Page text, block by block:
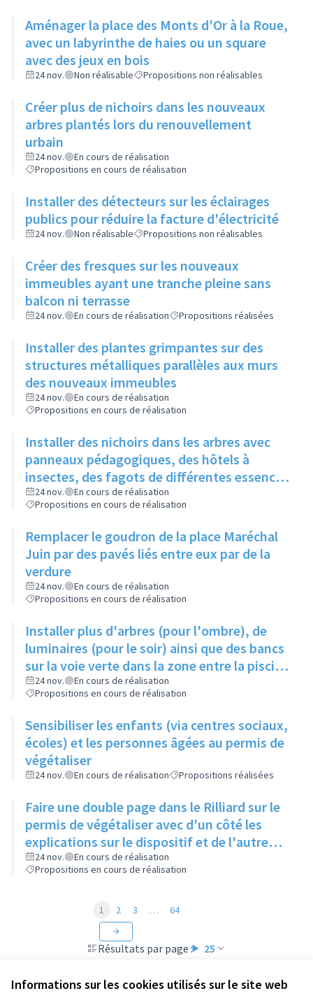
Informations sur les cookies utilisés sur le site web
Aménager la place des Monts d'Or à la Roue,
avec un labyrinthe de haies ou un square
avec des jeux en bois
24 nov. Non réalisable Propositions non réalisables
Créer plus de nichoirs dans les nouveaux
arbres plantés lors du renouvellement
urbain
24 nov.
En cours de réalisation
Propositions en cours de réalisation
Installer des détecteurs sur les éclairages
publics pour réduire la facture d'électricité
24 nov. Non réalisable Propositions non réalisables
Créer des fresques sur les nouveaux
immeubles ayant une tranche pleine sans
balcon ni terrasse
24 nov. En cours de réalisation Propositions réalisées
Installer des plantes grimpantes sur des
structures métalliques parallèles aux murs
des nouveaux immeubles
24 nov.
En cours de réalisation
Propositions en cours de réalisation
Installer des nichoirs dans les arbres avec
panneaux pédagogiques, des hôtels à
insectes, des fagots de différentes essences
pour stimuler la biodiversité sur la place du
Château à la Roue
24 nov.
En cours de réalisation
Propositions en cours de réalisation
Remplacer le goudron de la place Maréchal
Juin par des pavés liés entre eux par de la
verdure
24 nov.
En cours de réalisation
Propositions en cours de réalisation
Installer plus d'arbres (pour l'ombre), de
luminaires (pour le soir) ainsi que des bancs
sur la voie verte dans la zone entre la piscine
et la rue de l'Industrie
24 nov.
En cours de réalisation
Propositions en cours de réalisation
Sensibiliser les enfants (via centres sociaux,
écoles) et les personnes âgées au permis de
végétaliser
24 nov. En cours de réalisation Propositions réalisées
Faire une double page dans le Rilliard sur le
permis de végétaliser avec d'un côté les
explications sur le dispositif et de l'autre
côté des exemples concrets de lieux à
investir
24 nov.
En cours de réalisation
Propositions en cours de réalisation
Résultats par page : 25
1 2 3 … 64